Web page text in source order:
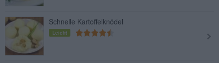
Schnelle Kartoffelknödel
Leicht